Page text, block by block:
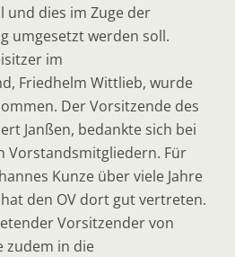
und dies im Zuge der
umgesetzt werden soll.
im
Friedhelm Wittlieb, wurde
Der Vorsitzende des
Janßen, bedankte sich bei
Vorstandsmitgliedern. Für
Kunze über viele Jahre
den OV dort gut vertreten.
Vorsitzender von
zudem in die